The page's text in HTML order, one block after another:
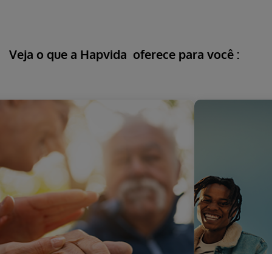
Veja o que a Hapvida oferece para você :